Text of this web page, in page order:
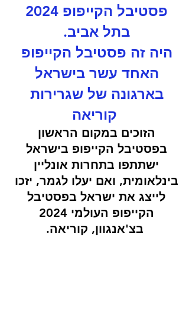
בתל אביב.
היה זה פסטיבל הקייפופ
האחד עשר בישראל
בארגונה של שגרירות
קוריאה
הזוכים במקום הראשון
בפסטיבל הקייפופ בישראל
ישתתפו בתחרות אונליין
בינלאומית, ואם יעלו לגמר, יזכו
לייצג את ישראל בפסטיבל
בצ'אנגוון, קוריאה.